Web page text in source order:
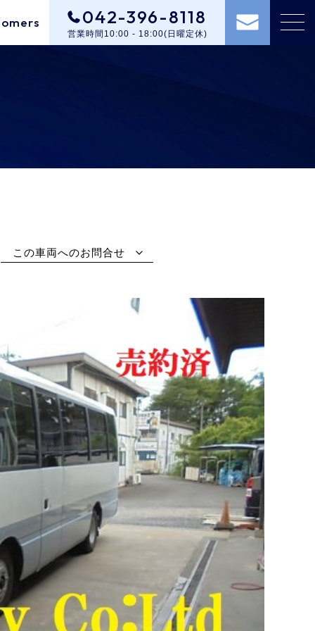
042-396-8118
営業時間10:00 - 18:00(日曜定休)
この車両へのお問合せ